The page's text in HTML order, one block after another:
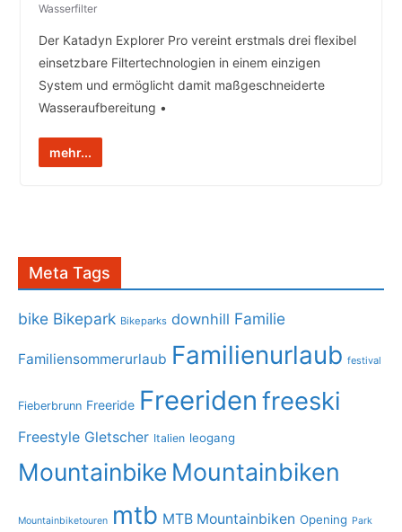
Wasserfilter
Der Katadyn Explorer Pro vereint erstmals drei flexibel
einsetzbare Filtertechnologien in einem einzigen
System und ermöglicht damit maßgeschneiderte
Wasseraufbereitung •
mehr...
Meta Tags
bike Bikepark Bikeparks downhill Familie
Familiensommerurlaub Familienurlaub festival
Fieberbrunn Freeride Freeriden freeski
Freestyle Gletscher Italien leogang
Mountainbike Mountainbiken
Mountainbiketouren mtb MTB Mountainbiken Opening Park